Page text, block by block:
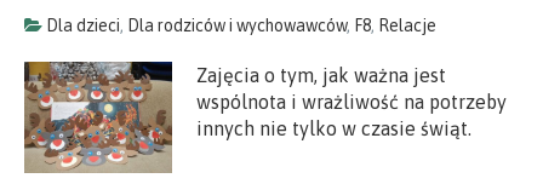
Dla dzieci, Dla rodziców i wychowawców, F8, Relacje
Zajęcia o tym, jak ważna jest
wspólnota i wrażliwość na potrzeby
innych nie tylko w czasie świąt.